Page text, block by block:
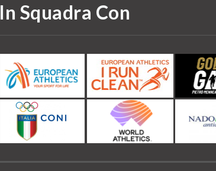
In Squadra Con